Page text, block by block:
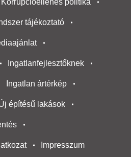
Korrupcióellenes politika
tájékoztató
Ingatlanfejlesztőknek
Ingatlan ártérkép
építésű lakások
Impresszum